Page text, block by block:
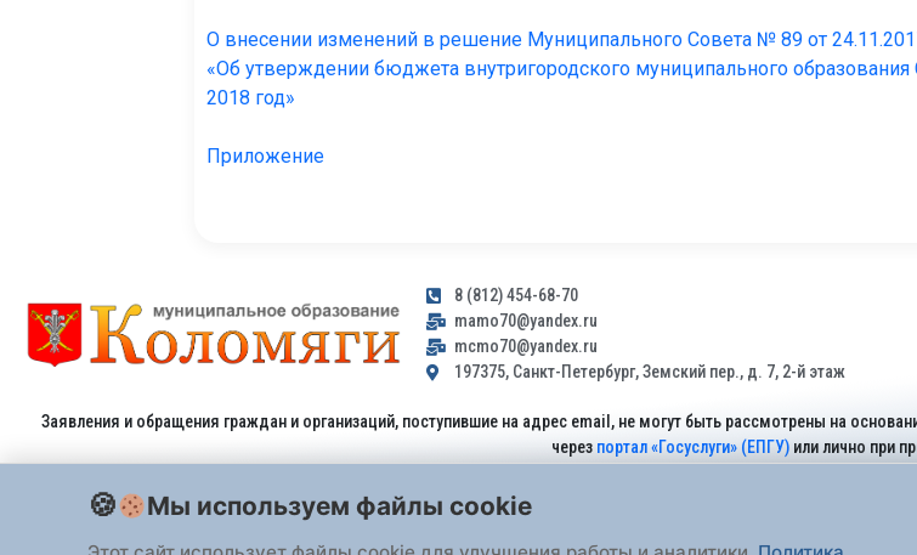
О внесении изменений в решение Муниципального Совета № 89 от
«Об утверждении бюджета внутригородского муниципального
2018 год»
Приложение
8 (812) 454-68-70
mamo70@yandex.ru
mcmo70@yandex.ru
197375, Санкт-Петербург, Земский пер., д. 7, 2-й этаж
Заявления и обращения граждан и организаций, поступившие на адрес email, не могут быть рассмотрены на
через портал «Госуслуги» (ЕПГУ)или лично при
Мы используем файлы cookie